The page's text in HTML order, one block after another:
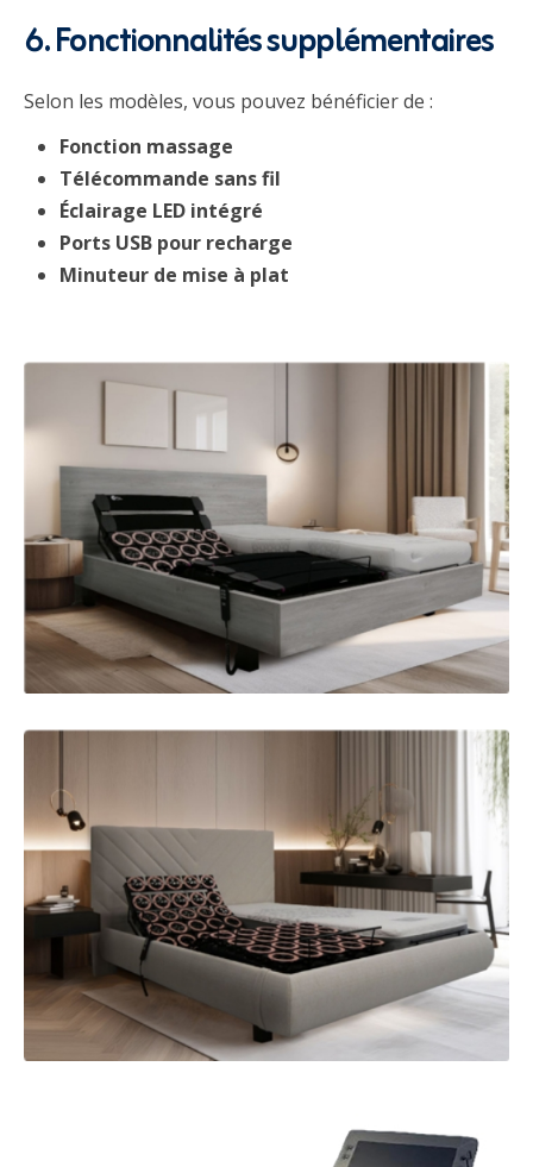
6. Fonctionnalités supplémentaires
Selon les modèles, vous pouvez bénéficier de :
Fonction massage
Télécommande sans fil
Éclairage LED intégré
Ports USB pour recharge
Minuteur de mise à plat